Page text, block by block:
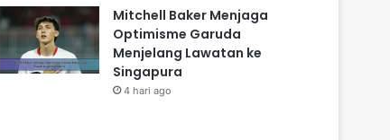
Mitchell Baker Menjaga
Optimisme Garuda
Menjelang Lawatan ke
Singapura
4 hari ago